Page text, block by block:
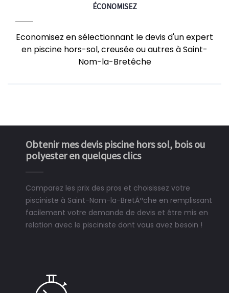
ÉCONOMISEZ
Economisez en sélectionnant le devis d'un expert
en piscine hors-sol, creusée ou autres à Saint-
Nom-la-Bretêche
Obtenir mes devis piscine hors sol, bois ou
polyester en quelques clics
Comparez les prix des pros et choisissez votre
pisciniste à Saint-Nom-la-BretÃªche en remplissant
facilement votre demande de devis et être mis en
relation avec le pisciniste dont vous avez besoin !